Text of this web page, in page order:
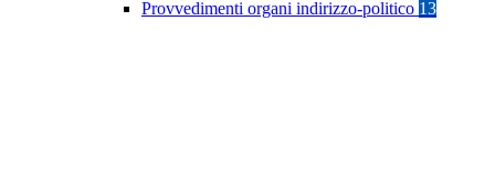
Provvedimenti organi indirizzo-politico 13